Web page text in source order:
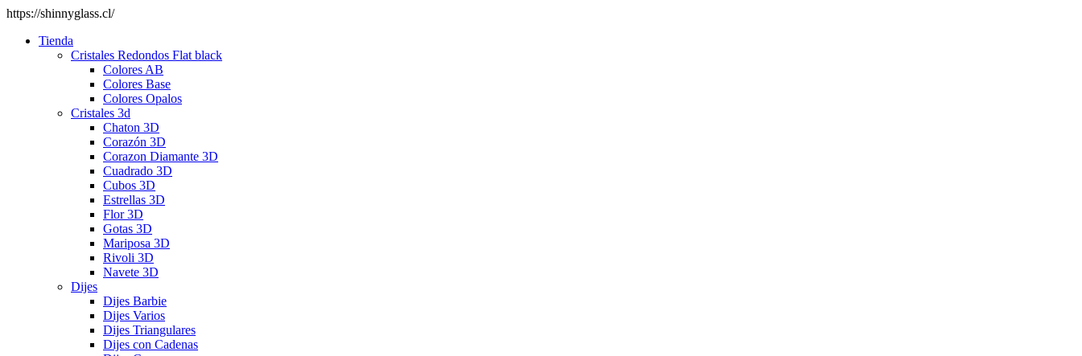
https://shinnyglass.cl/
Tienda
Cristales Redondos Flat black
Colores AB
Colores Base
Colores Opalos
Cristales 3d
Chaton 3D
Corazón 3D
Corazon Diamante 3D
Cuadrado 3D
Cubos 3D
Estrellas 3D
Flor 3D
Gotas 3D
Mariposa 3D
Rivoli 3D
Navete 3D
Dijes
Dijes Barbie
Dijes Varios
Dijes Triangulares
Dijes con Cadenas